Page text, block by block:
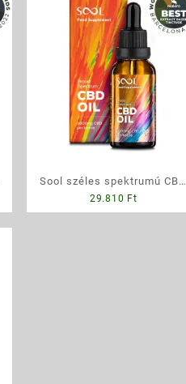
Sool széles spektrumú CBD
olaj 3000 mg, 30 ml – 30%
29.810 Ft